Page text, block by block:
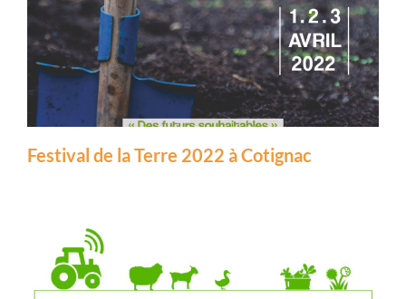
Festival de la Terre 2022 à Cotignac